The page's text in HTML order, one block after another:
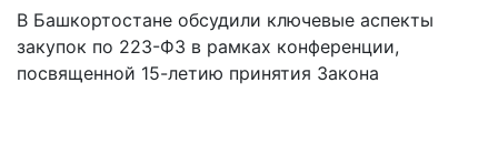
В Башкортостане обсудили ключевые аспекты
закупок по 223-ФЗ в рамках конференции,
посвященной 15-летию принятия Закона